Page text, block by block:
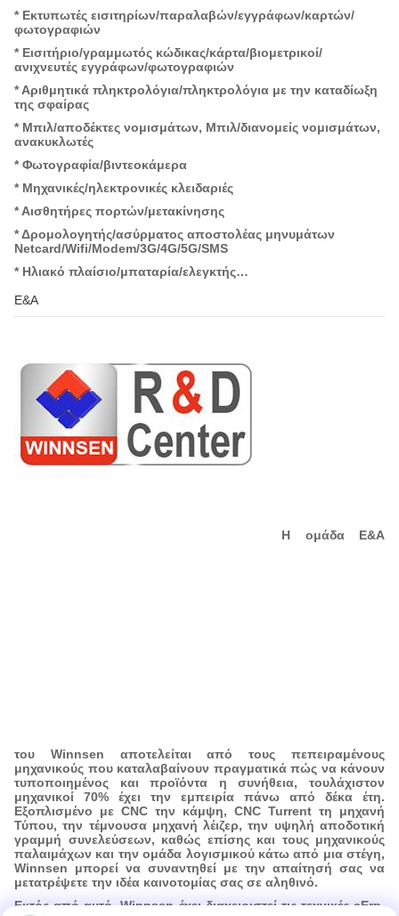
Εργαστήριο επεξεργασίας μετάλλων
φύλλων
Εργαστήριο επεξεργασίας μετάλλων
φύλλων
Εργαστήριο συνελεύσεων
* Εκτυπωτές εισιτηρίων/παραλαβών/εγγράφων/καρτών/
φωτογραφιών
* Εισιτήριο/γραμμωτός κώδικας/κάρτα/βιομετρικοί/
ανιχνευτές εγγράφων/φωτογραφιών
* Αριθμητικά πληκτρολόγια/πληκτρολόγια με την καταδίωξη
της σφαίρας
* Μπιλ/αποδέκτες νομισμάτων, Μπιλ/διανομείς νομισμάτων,
ανακυκλωτές
* Φωτογραφία/βιντεοκάμερα
* Μηχανικές/ηλεκτρονικές κλειδαριές
* Αισθητήρες πορτών/μετακίνησης
* Δρομολογητής/ασύρματος αποστολέας μηνυμάτων
Netcard/Wifi/Modem/3G/4G/5G/SMS
* Ηλιακό πλαίσιο/μπαταρία/ελεγκτής…
Ε&Α
Η ομάδα Ε&Α
του Winnsen αποτελείται από τους πεπειραμένους
μηχανικούς που καταλαβαίνουν πραγματικά πώς να κάνουν
τυποποιημένος και προϊόντα η συνήθεια, τουλάχιστον
μηχανικοί 70% έχει την εμπειρία πάνω από δέκα έτη.
Εξοπλισμένο με CNC την κάμψη, CNC Turrent τη μηχανή
Τύπου, την τέμνουσα μηχανή λέιζερ, την υψηλή αποδοτική
γραμμή συνελεύσεων, καθώς επίσης και τους μηχανικούς
παλαιμάχων και την ομάδα λογισμικού κάτω από μια στέγη,
Winnsen μπορεί να συναντηθεί με την απαίτησή σας να
μετατρέψετε την ιδέα καινοτομίας σας σε αληθινό.
Εκτός από αυτό, Winnsen έχει διαχειριστεί τις τεχνικές cErp,